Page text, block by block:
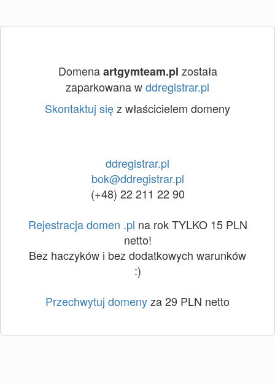
Domenaartgymteam.pl została
zaparkowana wddregistrar.pl
Skontaktuj sięz właścicielem domeny
ddregistrar.pl
bok@ddregistrar.pl
(+48) 22 211 22 90
Rejestracja domen .pl na rok TYLKO 15 PLN
netto!
Bez haczyków i bez dodatkowych warunków
:)
Przechwytuj domenyza 29 PLN netto